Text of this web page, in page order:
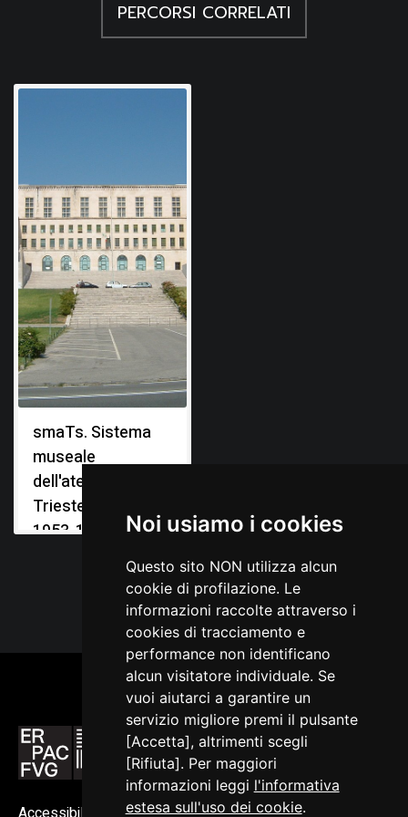
Noi usiamo i cookies
Questo sito NON utilizza alcun
cookie di profilazione. Le
informazioni raccolte attraverso i
cookies di tracciamento e
performance non identificano
alcun visitatore individuale. Se
vuoi aiutarci a garantire un
servizio migliore premi il pulsante
[Accetta], altrimenti scegli
[Rifiuta]. Per maggiori
informazioni leggi l'informativa
estesa sull'uso dei cookie.
quasi seriale, una sua meditazione sulla figura femminile
cinquanta.
acquistato secondo la volontà della giuria che decise di
utilizzare la somma di Lire 300.000 disposta per il premio
della sezione bianco-nero per l'acquisto dei nove disegni.
Tutte le opere, eccetto quella di Pericle Fazzini "Nudi di
donne", entrarono nella collezione dell'Università.
all'Ateneo triestino (5 dicembre 1953 - 6 gennaio
1954), Università degli Studi di Trieste 2004-2005
Trieste 1953, a. II, n. 12, dicembre
PERCORSI CORRELATI
smaTs. Sistema
museale
dell'ateneo di
Trieste. Mostra
1953-1954